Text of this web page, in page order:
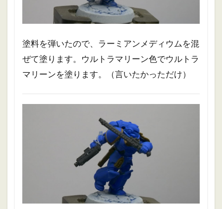
塗料を弾いたので、ラーミアンメディウムを混
ぜて塗ります。ウルトラマリーン色でウルトラ
マリーンを塗ります。（言いたかっただけ）